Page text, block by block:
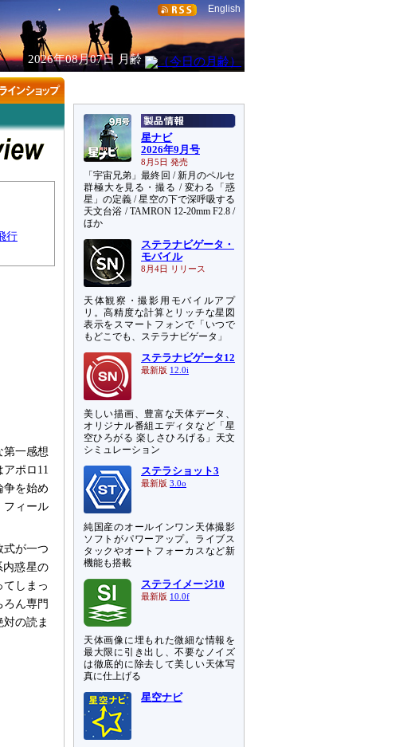
English
2026年08月07日 月齢
行
第一感想
ポロ11
争を始め
フィール
式が一つ
内惑星の
しまっ
ん専門
の読ま
星ナビ
2026年9月号
8月5日 発売
「宇宙兄弟」最終回 / 新月のペルセ
群極大を見る・撮る / 変わる「惑
星」の定義 / 星空の下で深呼吸する
天文台浴 / TAMRON 12-20mm F2.8 /
ほか
ステラナビゲータ・
モバイル
8月4日 リリース
天体観察・撮影用モバイルアプ
リ。高精度な計算とリッチな星図
表示をスマートフォンで「いつで
もどこでも、ステラナビゲータ」
ステラナビゲータ12
最新版 12.0i
美しい描画、豊富な天体データ、
オリジナル番組エディタなど「星
空ひろがる 楽しさひろげる」天文
シミュレーション
ステラショット3
最新版 3.0o
純国産のオールインワン天体撮影
ソフトがパワーアップ。ライブス
タックやオートフォーカスなど新
機能も搭載
ステライメージ10
最新版 10.0f
天体画像に埋もれた微細な情報を
最大限に引き出し、不要なノイズ
は徹底的に除去して美しい天体写
真に仕上げる
星空ナビ